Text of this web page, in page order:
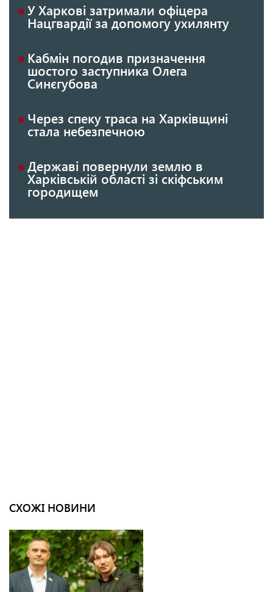
У Харкові затримали офіцера
Нацгвардії за допомогу ухилянту
Кабмін погодив призначення
шостого заступника Олега
Синєгубова
Через спеку траса на Харківщині
стала небезпечною
Державі повернули землю в
Харківській області зі скіфським
городищем
СХОЖІ НОВИНИ